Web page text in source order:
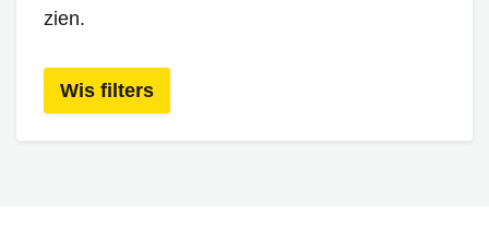
zien.
Wis filters